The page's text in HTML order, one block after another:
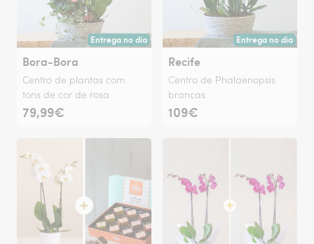
Entrega no dia
Entrega hoje ou na data à tua escolha.
Bora-Bora
Centro de plantas com
tons de cor de rosa
79,99€
Entrega no dia
Entrega hoje ou na
Recife
Centro de Phalaenopsis
brancas
109€